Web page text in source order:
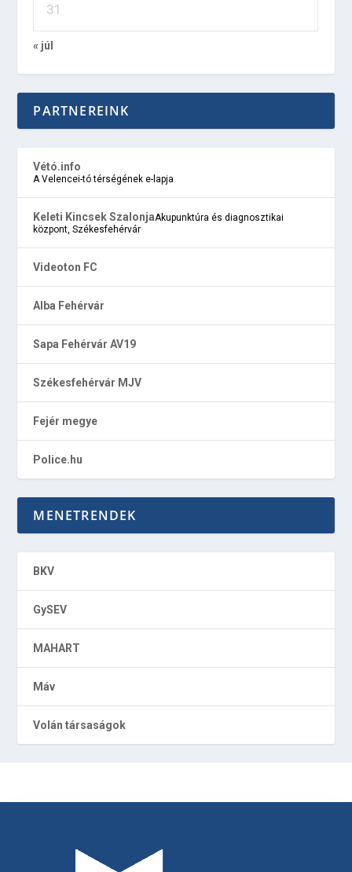
31
« júl
PARTNEREINK
Vétó.info
A Velencei-tó térségének e-lapja
Keleti Kincsek SzalonjaAkupunktúra és diagnosztikai
központ, Székesfehérvár
Videoton FC
Alba Fehérvár
Sapa Fehérvár AV19
Székesfehérvár MJV
Fejér megye
Police.hu
MENETRENDEK
BKV
GySEV
MAHART
Máv
Volán társaságok